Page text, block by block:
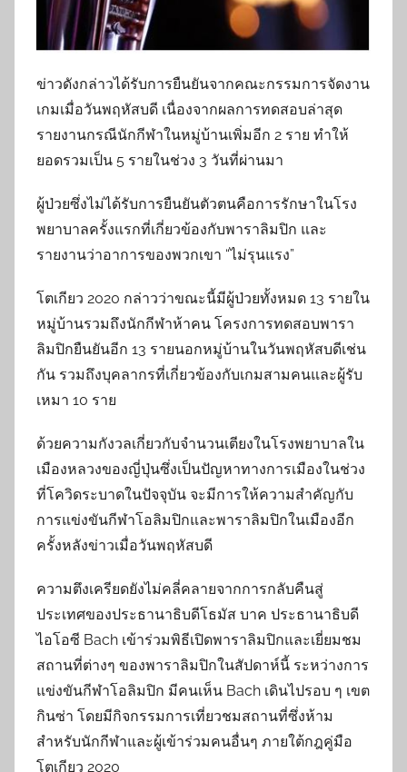
ข่าวดังกล่าวได้รับการยืนยันจากคณะกรรมการจัดงาน
เกมเมื่อวันพฤหัสบดี เนื่องจากผลการทดสอบล่าสุด
รายงานกรณีนักกีฬาในหมู่บ้านเพิ่มอีก 2 ราย ทำให้
ยอดรวมเป็น 5 รายในช่วง 3 วันที่ผ่านมา
ผู้ป่วยซึ่งไม่ได้รับการยืนยันตัวตนคือการรักษาในโรง
พยาบาลครั้งแรกที่เกี่ยวข้องกับพาราลิมปิก และ
รายงานว่าอาการของพวกเขา “ไม่รุนแรง”
โตเกียว 2020 กล่าวว่าขณะนี้มีผู้ป่วยทั้งหมด 13 รายใน
หมู่บ้านรวมถึงนักกีฬาห้าคน โครงการทดสอบพารา
ลิมปิกยืนยันอีก 13 รายนอกหมู่บ้านในวันพฤหัสบดีเช่น
กัน รวมถึงบุคลากรที่เกี่ยวข้องกับเกมสามคนและผู้รับ
เหมา 10 ราย
ด้วยความกังวลเกี่ยวกับจำนวนเตียงในโรงพยาบาลใน
เมืองหลวงของญี่ปุ่นซึ่งเป็นปัญหาทางการเมืองในช่วง
ที่โควิดระบาดในปัจจุบัน จะมีการให้ความสำคัญกับ
การแข่งขันกีฬาโอลิมปิกและพาราลิมปิกในเมืองอีก
ครั้งหลังข่าวเมื่อวันพฤหัสบดี
ความตึงเครียดยังไม่คลี่คลายจากการกลับคืนสู่
ประเทศของประธานาธิบดีโธมัส บาค ประธานาธิบดี
ไอโอซี Bach เข้าร่วมพิธีเปิดพาราลิมปิกและเยี่ยมชม
สถานที่ต่างๆ ของพาราลิมปิกในสัปดาห์นี้ ระหว่างการ
แข่งขันกีฬาโอลิมปิก มีคนเห็น Bach เดินไปรอบ ๆ เขต
กินซ่า โดยมีกิจกรรมการเที่ยวชมสถานที่ซึ่งห้าม
สำหรับนักกีฬาและผู้เข้าร่วมคนอื่นๆ ภายใต้กฎคู่มือ
โตเกียว 2020